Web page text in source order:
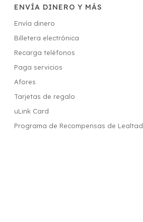
ENVÍA DINERO Y MÁS
Envía dinero
Billetera electrónica
Recarga teléfonos
Paga servicios
Afores
Tarjetas de regalo
uLink Card
Programa de Recompensas de Lealtad